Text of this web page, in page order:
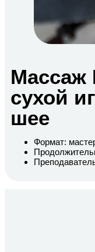
Массаж
сухой
шее
Формат: